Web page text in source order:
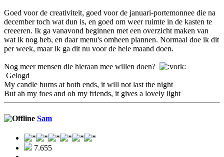
Goed voor de creativiteit, goed voor de januari-portemonnee die na
december toch wat dun is, en goed om weer ruimte in de kasten te
creeeren. Ik ga vanavond beginnen met een overzicht maken van
wat ik nog heb, en daar menu's omheen plannen. Normaal doe ik dit
per week, maar ik ga dit nu voor de hele maand doen.
Nog meer mensen die hieraan mee willen doen?
Gelogd
My candle burns at both ends, it will not last the night
But ah my foes and oh my friends, it gives a lovely light
Sam
7.655